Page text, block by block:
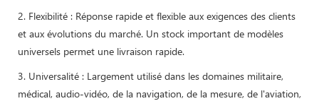
2. Flexibilité : Réponse rapide et flexible aux exigences des clients
et aux évolutions du marché. Un stock important de modèles
universels permet une livraison rapide.
3. Universalité : Largement utilisé dans les domaines militaire,
médical, audio-vidéo, de la navigation, de la mesure, de l'aviation,